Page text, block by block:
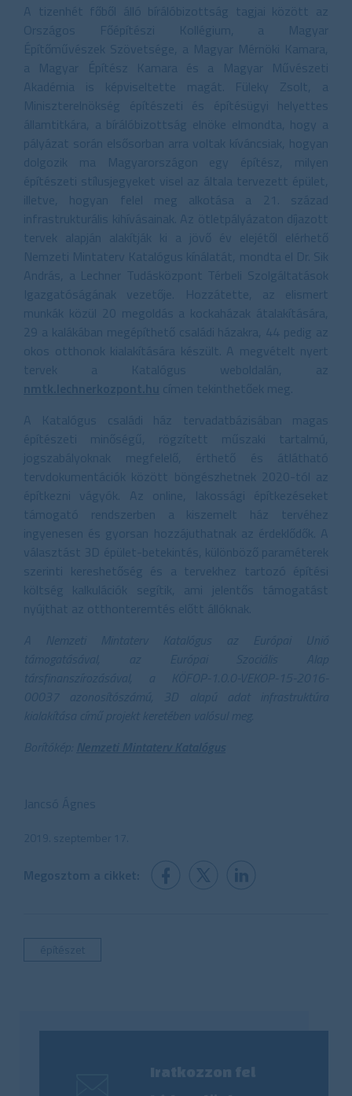
A tizenhét főből álló bírálóbizottság tagjai között az
Országos Főépítészi Kollégium, a Magyar
Építőművészek Szövetsége, a Magyar Mérnöki Kamara,
a Magyar Építész Kamara és a Magyar Művészeti
Akadémia is képviseltette magát. Füleky Zsolt, a
Miniszterelnökség építészeti és építésügyi helyettes
államtitkára, a bírálóbizottság elnöke elmondta, hogy a
pályázat során elsősorban arra voltak kíváncsiak, hogyan
dolgozik ma Magyarországon egy építész, milyen
építészeti stílusjegyeket visel az általa tervezett épület,
illetve, hogyan felel meg alkotása a 21. század
infrastrukturális kihívásainak. Az ötletpályázaton díjazott
tervek alapján alakítják ki a jövő év elejétől elérhető
Nemzeti Mintaterv Katalógus kínálatát, mondta el Dr. Sik
András, a Lechner Tudásközpont Térbeli Szolgáltatások
Igazgatóságának vezetője. Hozzátette, az elismert
munkák közül 20 megoldás a kockaházak átalakítására,
29 a kalákában megépíthető családi házakra, 44 pedig az
okos otthonok kialakítására készült. A megvételt nyert
tervek a Katalógus weboldalán, az
nmtk.lechnerkozpont.hu címen tekinthetőek meg.
A Katalógus családi ház tervadatbázisában magas
építészeti minőségű, rögzített műszaki tartalmú,
jogszabályoknak megfelelő, érthető és átlátható
tervdokumentációk között böngészhetnek 2020-tól az
építkezni vágyók. Az online, lakossági építkezéseket
támogató rendszerben a kiszemelt ház tervéhez
ingyenesen és gyorsan hozzájuthatnak az érdeklődők. A
választást 3D épület-betekintés, különböző paraméterek
szerinti kereshetőség és a tervekhez tartozó építési
költség kalkulációk segítik, ami jelentős támogatást
nyújthat az otthonteremtés előtt állóknak.
A Nemzeti Mintaterv Katalógus az Európai Unió
támogatásával, az Európai Szociális Alap
társfinanszírozásával, a KÖFOP-1.0.0-VEKOP-15-2016-
00037 azonosítószámú, 3D alapú adat infrastruktúra
kialakítása című projekt keretében valósul meg.
Borítókép: Nemzeti Mintaterv Katalógus
Jancsó Ágnes
2019. szeptember 17.
Megosztom a cikket:
építészet
Iratkozzon fel